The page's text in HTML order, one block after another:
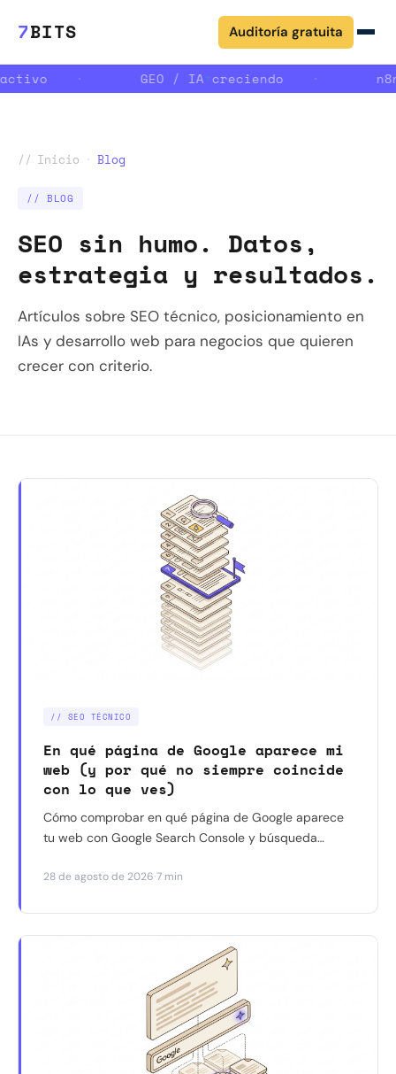
7BITS Auditoría gratuita
GEO / IA↑creciendo n8n↑
// Inicio · Blog
// BLOG
SEO sin humo. Datos,
estrategia y resultados.
Artículos sobre SEO técnico, posicionamiento en
IAs y desarrollo web para negocios que quieren
crecer con criterio.
// SEO TÉCNICO
En qué página de Google aparece mi
web (y por qué no siempre coincide
con lo que ves)
Cómo comprobar en qué página de Google aparece
tu web con Google Search Console y búsqueda
para la misma consulta. Con un caso real.
28 de agosto de 2026·7 min